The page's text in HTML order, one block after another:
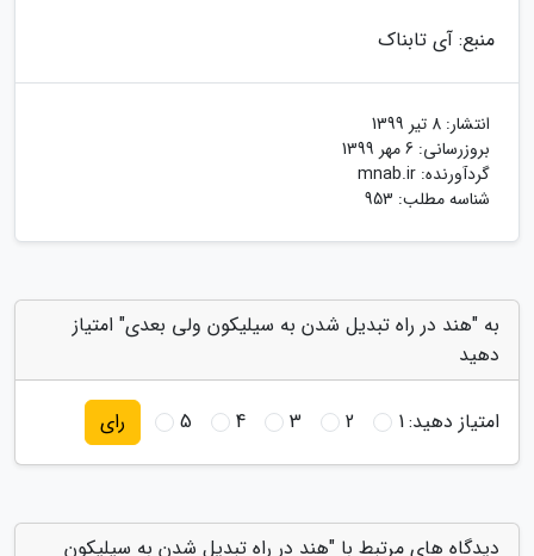
منبع: آی تابناک
انتشار: 8 تیر 1399
بروزرسانی: 6 مهر 1399
گردآورنده: mnab.ir
شناسه مطلب: 953
به "هند در راه تبدیل شدن به سیلیکون ولی بعدی" امتیاز
دهید
امتیاز دهید:1
2
3
4
5 رای
دیدگاه های مرتبط با "هند در راه تبدیل شدن به سیلیکون